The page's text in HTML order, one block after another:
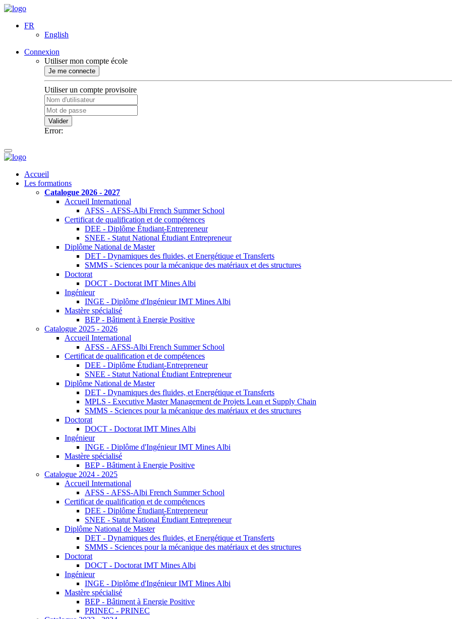
FR
English
Connexion
Utiliser mon compte école
Je me connecte
Utiliser un compte provisoire
Valider
Error:
Accueil
Les formations
Catalogue 2026 - 2027
Accueil International
AFSS - AFSS-Albi French Summer School
Certificat de qualification et de compétences
DEE - Diplôme Étudiant-Entrepreneur
SNEE - Statut National Étudiant Entrepreneur
Diplôme National de Master
DET - Dynamiques des fluides, et Energétique et Transferts
SMMS - Sciences pour la mécanique des matériaux et des structures
Doctorat
DOCT - Doctorat IMT Mines Albi
Ingénieur
INGE - Diplôme d'Ingénieur IMT Mines Albi
Mastère spécialisé
BEP - Bâtiment à Energie Positive
Catalogue 2025 - 2026
Accueil International
AFSS - AFSS-Albi French Summer School
Certificat de qualification et de compétences
DEE - Diplôme Étudiant-Entrepreneur
SNEE - Statut National Étudiant Entrepreneur
Diplôme National de Master
DET - Dynamiques des fluides, et Energétique et Transferts
MPLS - Executive Master Management de Projets Lean et Supply Chain
SMMS - Sciences pour la mécanique des matériaux et des structures
Doctorat
DOCT - Doctorat IMT Mines Albi
Ingénieur
INGE - Diplôme d'Ingénieur IMT Mines Albi
Mastère spécialisé
BEP - Bâtiment à Energie Positive
Catalogue 2024 - 2025
Accueil International
AFSS - AFSS-Albi French Summer School
Certificat de qualification et de compétences
DEE - Diplôme Étudiant-Entrepreneur
SNEE - Statut National Étudiant Entrepreneur
Diplôme National de Master
DET - Dynamiques des fluides, et Energétique et Transferts
SMMS - Sciences pour la mécanique des matériaux et des structures
Doctorat
DOCT - Doctorat IMT Mines Albi
Ingénieur
INGE - Diplôme d'Ingénieur IMT Mines Albi
Mastère spécialisé
BEP - Bâtiment à Energie Positive
PRINEC - PRINEC